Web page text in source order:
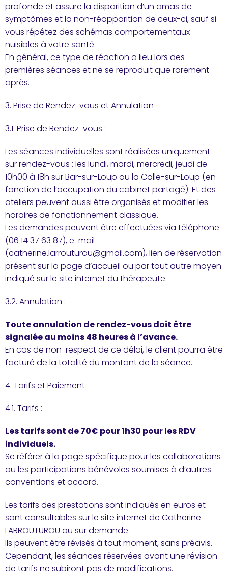
profonde et assure la disparition d’un amas de
symptômes et la non-réapparition de ceux-ci, sauf si
vous répétez des schémas comportementaux
nuisibles à votre santé.
En général, ce type de réaction a lieu lors des
premières séances et ne se reproduit que rarement
après.
3. Prise de Rendez-vous et Annulation
3.1. Prise de Rendez-vous :
Les séances individuelles sont réalisées uniquement
sur rendez-vous : les lundi, mardi, mercredi, jeudi de
10h00 à 18h sur Bar-sur-Loup ou la Colle-sur-Loup (en
fonction de l’occupation du cabinet partagé). Et des
ateliers peuvent aussi être organisés et modifier les
horaires de fonctionnement classique.
Les demandes peuvent être effectuées via téléphone
(06 14 37 63 87), e-mail
(catherine.larrouturou@gmail.com), lien de réservation
présent sur la page d’accueil ou par tout autre moyen
indiqué sur le site internet du thérapeute.
3.2. Annulation :
Toute annulation de rendez-vous doit être
signalée au moins 48 heures à l’avance.
En cas de non-respect de ce délai, le client pourra être
facturé de la totalité du montant de la séance.
4. Tarifs et Paiement
4.1. Tarifs :
Les tarifs sont de 70€ pour 1h30 pour les RDV
individuels.
Se référer à la page spécifique pour les collaborations
ou les participations bénévoles soumises à d’autres
conventions et accord.
Les tarifs des prestations sont indiqués en euros et
sont consultables sur le site internet de Catherine
LARROUTUROU ou sur demande.
Ils peuvent être révisés à tout moment, sans préavis.
Cependant, les séances réservées avant une révision
de tarifs ne subiront pas de modifications.